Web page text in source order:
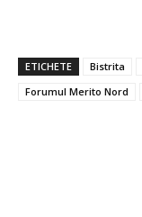
ETICHETE Bistrita
Forumul Merito Nord